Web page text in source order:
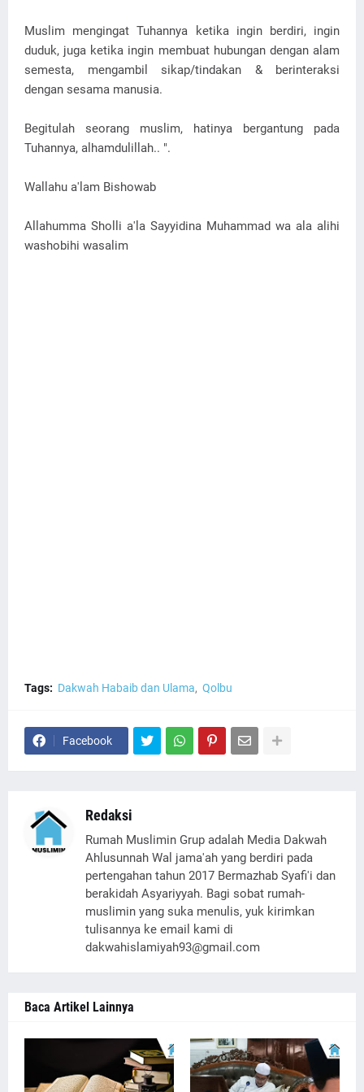
Muslim mengingat Tuhannya ketika ingin berdiri, ingin
duduk, juga ketika ingin membuat hubungan dengan alam
semesta, mengambil sikap/tindakan & berinteraksi
dengan sesama manusia.
Begitulah seorang muslim, hatinya bergantung pada
Tuhannya, alhamdulillah.. ".
Wallahu a'lam Bishowab
Allahumma Sholli a'la Sayyidina Muhammad wa ala alihi
washobihi wasalim
Tags: Dakwah Habaib dan Ulama Qolbu
Facebook
Redaksi
Rumah Muslimin Grup adalah Media Dakwah
Ahlusunnah Wal jama'ah yang berdiri pada
pertengahan tahun 2017 Bermazhab Syafi'i dan
berakidah Asyariyyah. Bagi sobat rumah-
muslimin yang suka menulis, yuk kirimkan
tulisannya ke email kami di
dakwahislamiyah93@gmail.com
Baca Artikel Lainnya